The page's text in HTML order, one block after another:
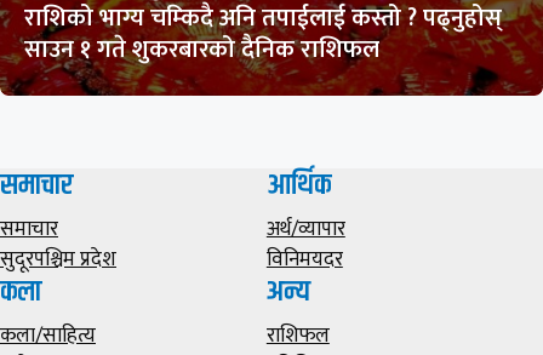
राशिको भाग्य चम्किदै अनि तपाईलाई कस्तो ? पढ्नुहोस्
साउन १ गते शुकरबारको दैनिक राशिफल
समाचार
समाचार
सुदूरपश्चिम प्रदेश
आर्थिक
अर्थ/व्यापार
विनिमयदर
कला
कला/साहित्य
अन्य
राशिफल